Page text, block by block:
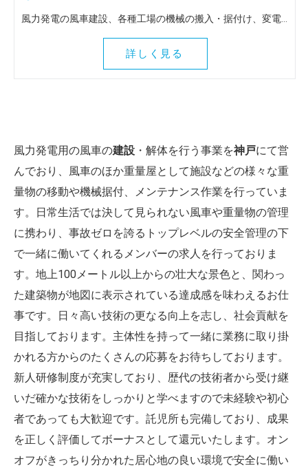
詳しく見る
風力発電用の風車の建設 ・解体を行う事業を神戸にて営
んでおり、風車のほか重量屋として施設などの様々な重
量物の移動や機械据付、メンテナンス作業を行っていま
す。日常生活では決して見られない風車や重量物の管理
に携わり、事故ゼロを誇るトップレベルの安全管理の下
で一緒に働いてくれるメンバーの求人を行っておりま
す。地上100メートル以上からの壮大な景色と、関わっ
た建築物が地図に表示されている達成感を味わえるお仕
事です。日々高い技術の更なる向上を志し、社会貢献を
目指しております。主体性を持って一緒に業務に取り掛
かれる方からのたくさんの応募をお待ちしております。
新人研修制度が充実しており、歴代の技術者から受け継
いだ確かな技術をしっかりと学べますので未経験や初心
者であっても大歓迎です。託児所も完備しており、成果
を正しく評価してボーナスとして還元いたします。オン
オフがきっちり分かれた居心地の良い環境で安全に働い